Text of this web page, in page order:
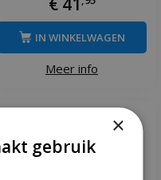
Meer info
IN WINKELWAGEN
×
gebruik